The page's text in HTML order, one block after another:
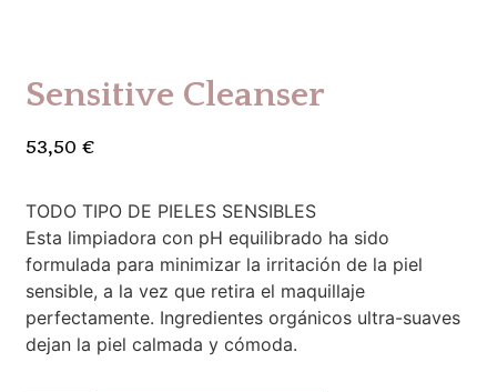
Sensitive Cleanser
53,50€
TODO TIPO DE PIELES SENSIBLES
Esta limpiadora con pH equilibrado ha sido
formulada para minimizar la irritación de la piel
sensible, a la vez que retira el maquillaje
perfectamente. Ingredientes orgánicos ultra-suaves
dejan la piel calmada y cómoda.